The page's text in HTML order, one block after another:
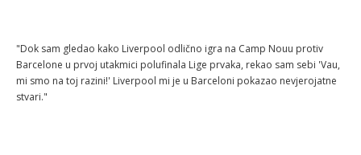
"Dok sam gledao kako Liverpool odlično igra na Camp Nouu protiv
Barcelone u prvoj utakmici polufinala Lige prvaka, rekao sam sebi 'Vau,
mi smo na toj razini!' Liverpool mi je u Barceloni pokazao nevjerojatne
stvari."